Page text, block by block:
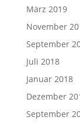
März 2019
November
September
Juli 2018
Januar 2018
Dezember
September